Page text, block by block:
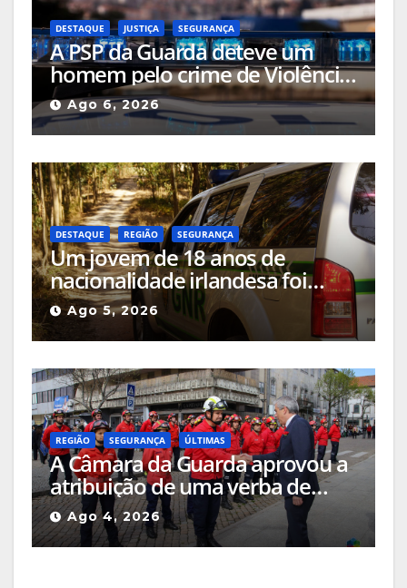
DESTAQUE JUSTIÇA SEGURANÇA
A PSP da Guarda deteve um
homem pelo crime de Violência
Doméstica após agressão grave
na via pública
Ago 6, 2026
DESTAQUE REGIÃO SEGURANÇA
Um jovem de 18 anos de
nacionalidade irlandesa foi
detido pela GNR em Celorico da
Beira pelo crime de incêndio
rural
Ago 5, 2026
REGIÃO SEGURANÇA ÚLTIMAS
A Câmara da Guarda aprovou a
atribuição de uma verba de
cerca de 205 mil euros às
corporações de bombeiros do
concelho e a quatro equipas de
Ago 4, 2026